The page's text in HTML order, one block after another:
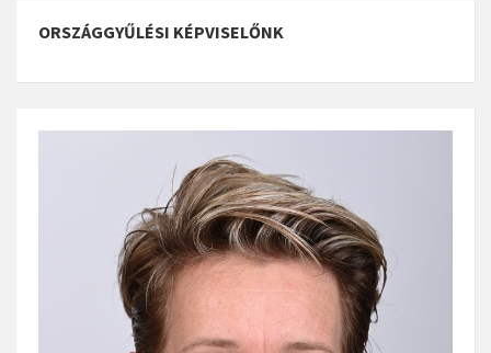
ORSZÁGGYŰLÉSI KÉPVISELŐNK